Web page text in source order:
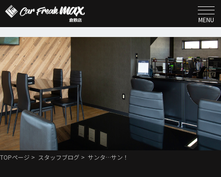
MENU
TOPページ > スタッフブログ > サンタ…サン！